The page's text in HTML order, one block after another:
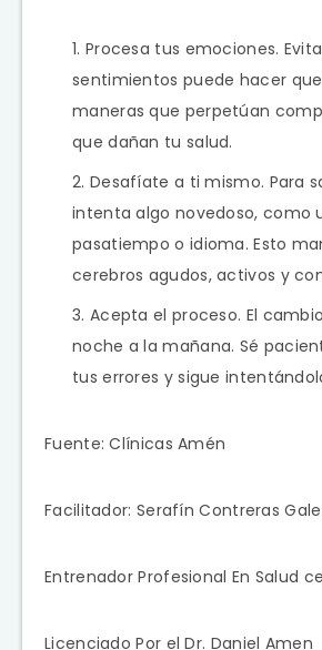
Procesa tus emociones.
sentimientos puede hacer
maneras que perpetúan
que dañan tu salud.
Desafíate a ti mismo. Para
intenta algo novedoso, como
pasatiempo o idioma. Esto
cerebros agudos, activos y
Acepta el proceso. El
noche a la mañana. Sé
tus errores y sigue
Fuente: Clínicas Amén
Facilitador: Serafín Contreras
Entrenador Profesional En Salud
Licenciado Por el Dr. Daniel Amen